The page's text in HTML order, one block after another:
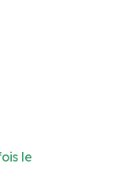
le